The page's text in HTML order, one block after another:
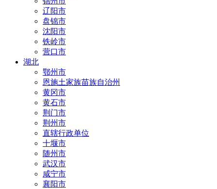
辽阳市
盘锦市
沈阳市
铁岭市
营口市
湖北
鄂州市
恩施土家族苗族自治州
黄冈市
黄石市
荆门市
荆州市
直辖行政单位
十堰市
随州市
武汉市
咸宁市
襄阳市